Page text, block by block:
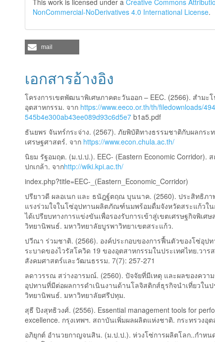
This work is licensed under aCreative Commons
NonCommercial-NoDerivatives 4.0 International License.
mail
เอกสารอ้างอิง
โครงการเขตพัฒนาพิเศษภาคตะวันออก – EEC. (2566). สำมะ
อุตสาหกรรม. จาก https://www.eeco.or.th/th/filedownloads/
545b4e300ab43ee089d93c6d5e7 b1a5.pdf
ธันยพร จันทร์กระจ่าง. (2567). ภัยพิบัติทางธรรมชาติกับผลกระ
เศรษฐศาสตร์. จาก https://www.econ.chula.ac.th/
นิยม รัฐอมฤต. (ม.ป.ป.). EEC- (Eastern Economic Corridor).
ปกเกล้า. จากhttp://wiki.kpi.ac.th/
index.php?title=EEC-_(Eastern_Economic_Corridor)
ปรียาวดี ผลอเนก และ ธนัฎฐ์ตฤณ บุนนาค. (2560). ประสิทธิภา
แรงร่วมใจในโซ่อุปทานผลิตภัณฑ์นมพร้อมดื่มจังหวัดสระแก้วใน
ได้เปรียบทางการแข่งขันเพื่อรองรับการเข้าสู่เขตเศรษฐกิจพิเศษ
วิทยานิพนธ์. มหาวิทยาลัยบูรพาวิทยาเขตสระแก้ว.
ปวีณา ร่วมชาติ. (2566). องค์ประกอบของการฟื้นตัวของโซ่อุปท
ระบาดของไวรัสโควิด 19 ของอุตสาหกรรมในประเทศไทย.วาร
สังคมศาสตร์และวัฒนธรรม. 7(7): 257-271
ลดาวรรณ สว่างอารมณ์. (2560). ปัจจัยที่มีเหตุ และผลของควา
อุปทานที่มีต่อผลการดำเนินงานด้านโลจิสติกส์ธุรกิจนำเที่ยวในป
วิทยานิพนธ์. มหาวิทยาลัยศรีปทุม.
สุธี ปิงสุทธิวงศ์. (2556). Essential management tools for
excellence. กรุงเทพฯ. สถาบันเพิ่มผลผลิตแห่งชาติ. กระทรวงอุ
อภิยุกต์ อำนวยกาญจนสิน. (ม.ป.ป.). ห่วงโซ่การผลิตโลก..กำหน